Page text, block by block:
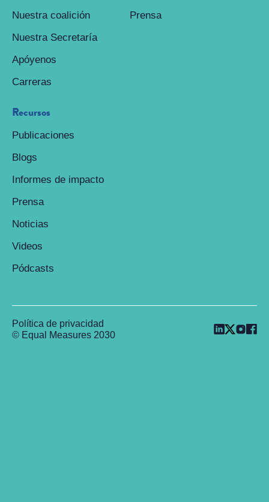
Nuestra coalición
Nuestra Secretaría
Apóyenos
Carreras
Recursos
Publicaciones
Blogs
Informes de impacto
Prensa
Noticias
Videos
Pódcasts
Prensa
© Equal Measures 2030
Política de privacidad